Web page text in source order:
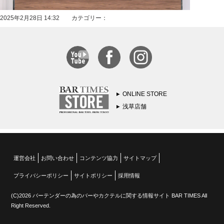
2025年2月28日 14:32 カテゴリー：
ONLINE STORE
浅草店舗
運営会社 お問い合わせ コンテンツ協力 サイトマップ
プライバシーポリシー サイトポリシー 採用情報
(C)2026 バーテンダーの為のバーやカクテルに関する情報サイト BAR TIMES All
Right Reserved.